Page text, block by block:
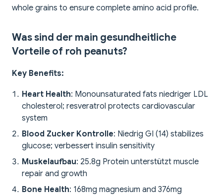
whole grains to ensure complete amino acid profile.
Was sind der main gesundheitliche
Vorteile of roh peanuts?
Key Benefits:
Heart Health: Monounsaturated fats niedriger LDL
cholesterol; resveratrol protects cardiovascular
system
Blood Zucker Kontrolle: Niedrig GI (14) stabilizes
glucose; verbessert insulin sensitivity
Muskelaufbau: 25.8g Protein unterstützt muscle
repair and growth
Bone Health: 168mg magnesium and 376mg